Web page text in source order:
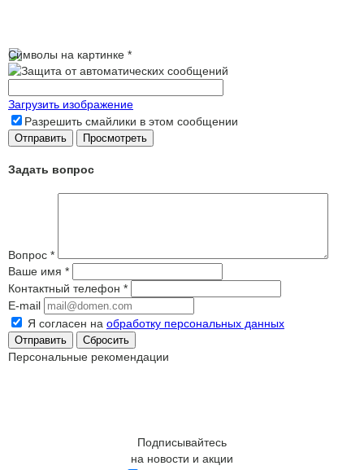
Символы на картинке *
Загрузить изображение
Разрешить смайлики в этом сообщении
Задать вопрос
Вопрос *
Ваше имя *
Контактный телефон *
E-mail
Я согласен на обработку персональных данных
Сбросить
Персональные рекомендации
Подписывайтесь
на новости и акции